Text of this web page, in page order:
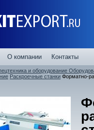
О компании Контакты
и оборудование
Раскроечные станки Форматно-